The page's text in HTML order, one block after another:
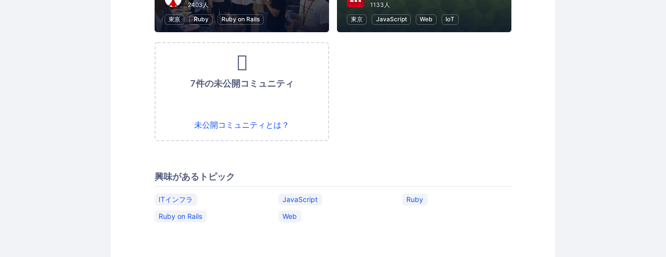
2403人
東京
Ruby Ruby on Rails
1133人
東京
JavaScript Web IoT
7件の未公開コミュニティ
未公開コミュニティとは？
興味があるトピック
ITインフラ JavaScript
Ruby
Ruby on Rails
Web